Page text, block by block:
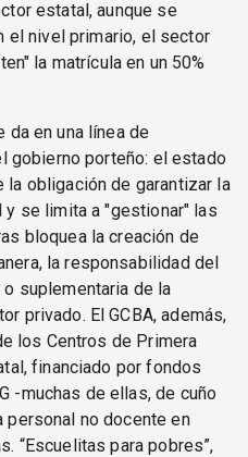
estatal, aunque se
el nivel primario, el sector
la matrícula en un 50%
en una línea de
gobierno porteño: el estado
obligación de garantizar la
se limita a "gestionar" las
bloquea la creación de
la responsabilidad del
suplementaria de la
privado. El GCBA, además,
los Centros de Primera
financiado por fondos
-muchas de ellas, de cuño
personal no docente en
“Escuelitas para pobres”,